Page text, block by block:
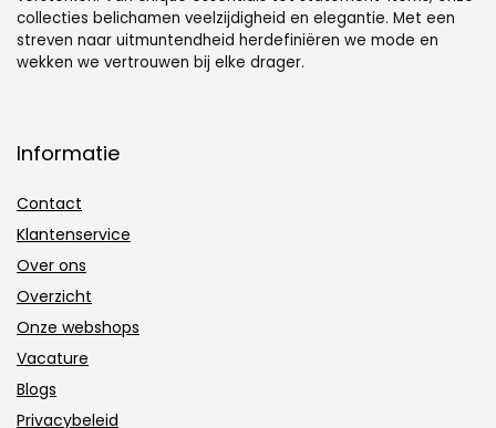
collecties belichamen veelzijdigheid en elegantie. Met een
streven naar uitmuntendheid herdefiniëren we mode en
wekken we vertrouwen bij elke drager.
Informatie
Contact
Klantenservice
Over ons
Overzicht
Onze webshops
Vacature
Blogs
Privacybeleid